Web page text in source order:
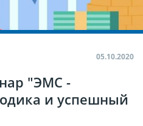
05.10.2020
"ЭМС -
и успешный